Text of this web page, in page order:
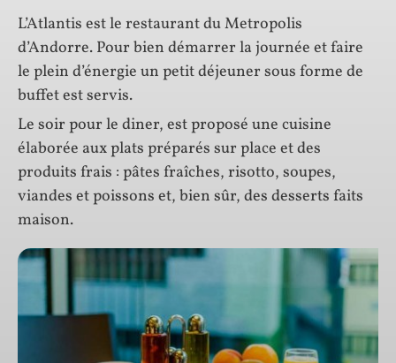
L’Atlantis est le restaurant du Metropolis
d’Andorre. Pour bien démarrer la journée et faire
le plein d’énergie un petit déjeuner sous forme de
buffet est servis.
Le soir pour le diner, est proposé une cuisine
élaborée aux plats préparés sur place et des
produits frais : pâtes fraîches, risotto, soupes,
viandes et poissons et, bien sûr, des desserts faits
maison.